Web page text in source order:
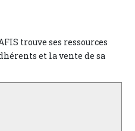
trouve ses ressources
et la vente de sa